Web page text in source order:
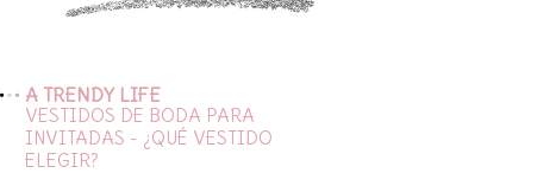
A TRENDY LIFE
VESTIDOS DE BODA PARA
INVITADAS - ¿QUÉ VESTIDO
ELEGIR?